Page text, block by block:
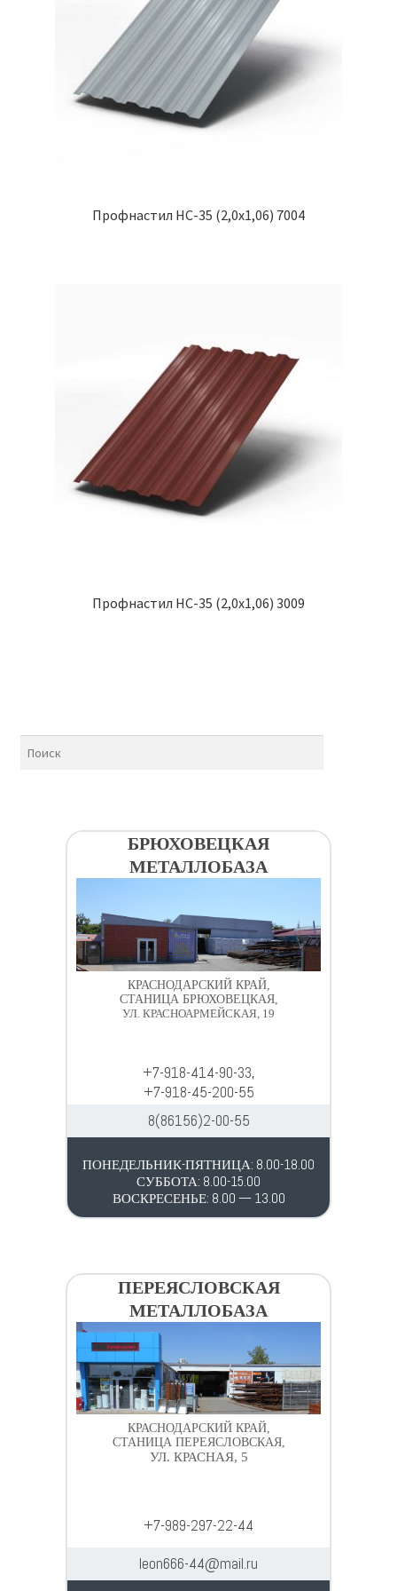
Профнастил НС-35 (2,0х1,06) 7004
Профнастил НС-35 (2,0х1,06) 3009
БРЮХОВЕЦКАЯ
МЕТАЛЛОБАЗА
КРАСНОДАРСКИЙ КРАЙ,
СТАНИЦА БРЮХОВЕЦКАЯ,
УЛ. КРАСНОАРМЕЙСКАЯ, 19
+7-918-414-90-33,
+7-918-45-200-55
8(86156)2-00-55
ПОНЕДЕЛЬНИК-ПЯТНИЦА: 8.00-18.00
СУББОТА: 8.00-15.00
ВОСКРЕСЕНЬЕ: 8.00 — 13.00
ПЕРЕЯСЛОВСКАЯ
МЕТАЛЛОБАЗА
КРАСНОДАРСКИЙ КРАЙ,
СТАНИЦА ПЕРЕЯСЛОВСКАЯ,
УЛ. КРАСНАЯ, 5
+7-989-297-22-44
leon666-44@mail.ru